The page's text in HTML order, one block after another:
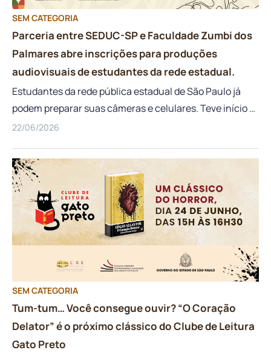
SEM CATEGORIA
Parceria entre SEDUC-SP e Faculdade Zumbi dos
Palmares abre inscrições para produções
audiovisuais de estudantes da rede estadual.
Estudantes da rede pública estadual de São Paulo já
podem preparar suas câmeras e celulares. Teve início a
11ª edição do Festival Afrominuto – FlinkSampa 2026,
São Paulo (SEDUC-SP), em parceria com a Faculdade
Zumbi dos Palmares. Conduzido pela EFAPE, o concurso
tem como grande homenageado deste ano o
intelectual, compositor e escritor Nei Lopes. O festival
busca incentivar o protagonismo juvenil e a pesquisa
por meio da linguagem audiovisual. Os participantes
devem produzir vídeos originais de até 1 minuto (60
segundos) que explorem a trajetória de Nei Lopes e as
contribuições […]
22/06/2026
SEM CATEGORIA
Tum-tum… Você consegue ouvir? “O Coração
Delator” é o próximo clássico do Clube de Leitura
Gato Preto